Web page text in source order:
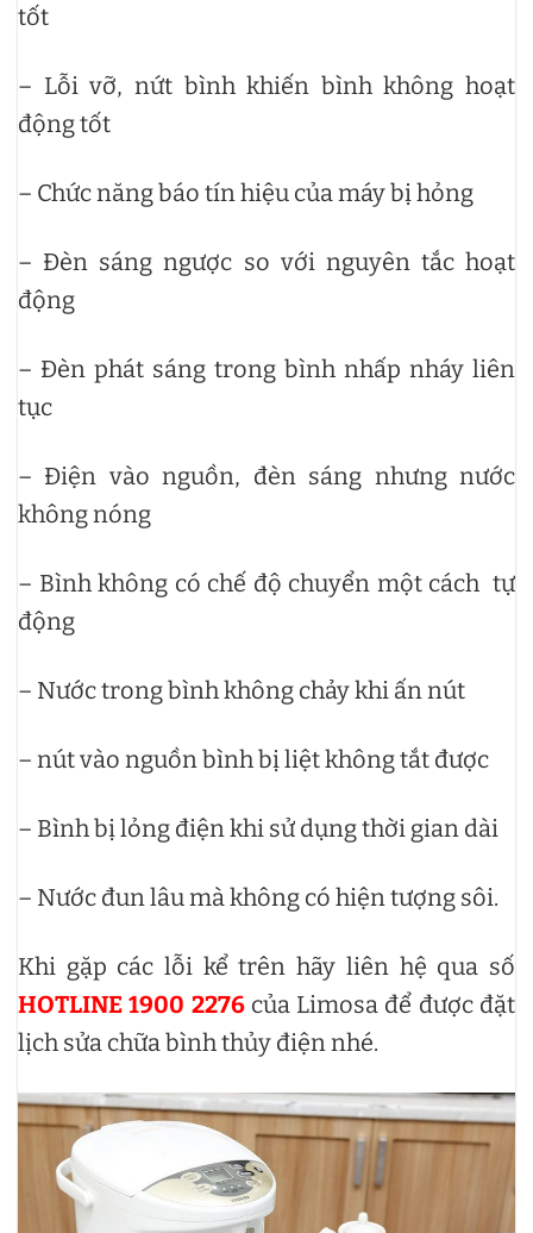
tốt
– Lỗi vỡ, nứt bình khiến bình không hoạt
động tốt
– Chức năng báo tín hiệu của máy bị hỏng
– Đèn sáng ngược so với nguyên tắc hoạt
động
– Đèn phát sáng trong bình nhấp nháy liên
tục
– Điện vào nguồn, đèn sáng nhưng nước
không nóng
– Bình không có chế độ chuyển một cách tự
động
– Nước trong bình không chảy khi ấn nút
– nút vào nguồn bình bị liệt không tắt được
– Bình bị lỏng điện khi sử dụng thời gian dài
– Nước đun lâu mà không có hiện tượng sôi.
Khi gặp các lỗi kể trên hãy liên hệ qua số
HOTLINE 1900 2276của Limosa để được đặt
lịch sửa chữa bình thủy điện nhé.